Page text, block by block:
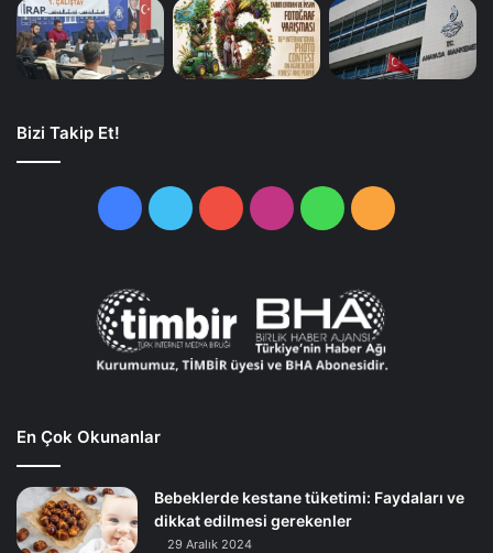
Bizi Takip Et!
FacebookTwitterYouTubeInstagramWhatsApp
RSS
En Çok Okunanlar
Bebeklerde kestane tüketimi: Faydaları ve
dikkat edilmesi gerekenler
29 Aralık 2024